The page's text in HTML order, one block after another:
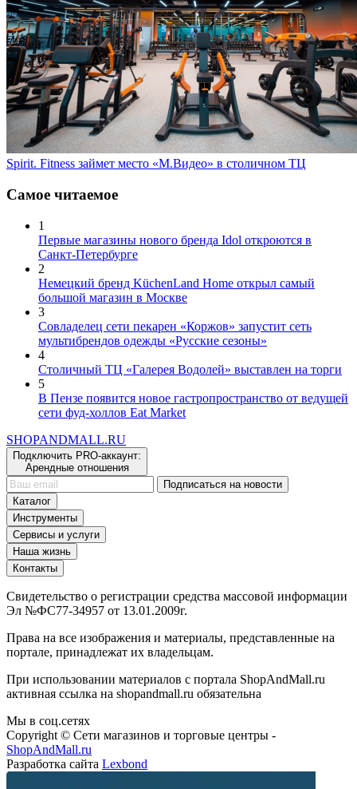
Spirit. Fitness займет место «М.Видео» в столичном ТЦ
Самое читаемое
Первые магазины нового бренда Idol откроются в
Санкт-Петербурге
2
Немецкий бренд KüchenLand Home открыл самый
большой магазин в Москве
3
Совладелец сети пекарен «Коржов» запустит сеть
мультибрендов одежды «Русские сезоны»
4
Столичный ТЦ «Галерея Водолей» выставлен на торги
5
В Пензе появится новое гастропространство от ведущей
сети фуд-холлов Eat Market
Подключить PRO-аккаунт:
Арендные отношения
Подписаться на новости
Каталог
Инструменты
Сервисы и услуги
Наша жизнь
Контакты
Эл №ФС77-34957 от 13.01.2009г.
портале, принадлежат их владельцам.
активная ссылка на shopandmall.ru обязательна
Copyright © Сети магазинов и торговые центры -
ShopAndMall.ru
Разработка сайта